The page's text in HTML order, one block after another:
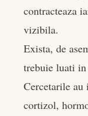
contracteaza
vizibila.
Exista, de
trebuie luati
Cercetarile
cortizol,